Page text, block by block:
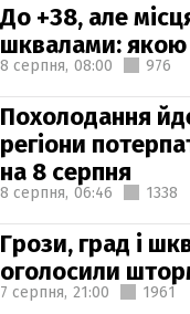
До +38, але
шквалами: якою
8 серпня, 08:00 976
Похолодання
регіони
на 8 серпня
8 серпня, 06:46 1338
Грози, град і
оголосили
7 серпня, 21:00 1961